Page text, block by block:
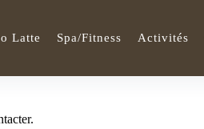
Latte Spa/Fitness Activités